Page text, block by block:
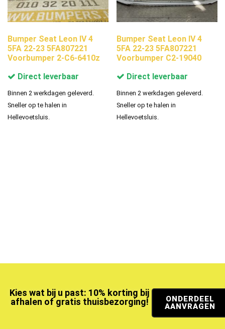
Bumper Seat Leon IV 4
5FA 22-23 5FA807221
Voorbumper 2-C6-6410z
Direct leverbaar
Binnen 2 werkdagen geleverd.
Sneller op te halen in
Hellevoetsluis.
Bumper Seat Leon IV 4
5FA 22-23 5FA807221
Voorbumper C2-19040
Direct leverbaar
Binnen 2 werkdagen geleverd.
Sneller op te halen in
Hellevoetsluis.
Kies wat bij u past: 10% korting bij
afhalen of gratis thuisbezorging!
ONDERDEEL
AANVRAGEN